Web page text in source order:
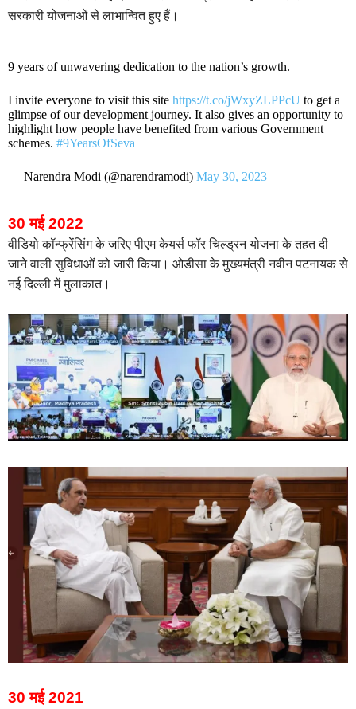
सरकारी योजनाओं से लाभान्वित हुए हैं।
9 years of unwavering dedication to the nation’s growth.
I invite everyone to visit this site https://t.co/jWxyZLPPcU to get a
glimpse of our development journey. It also gives an opportunity to
highlight how people have benefited from various Government
schemes. #9YearsOfSeva
— Narendra Modi (@narendramodi) May 30, 2023
30 मई 2022
वीडियो कॉन्फ्रेंसिंग के जरिए पीएम केयर्स फॉर चिल्ड्रन योजना के तहत दी
जाने वाली सुविधाओं को जारी किया। ओडीसा के मुख्यमंत्री नवीन पटनायक से
नई दिल्ली में मुलाकात।
30 मई 2021